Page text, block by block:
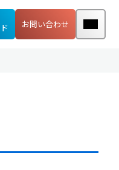
お問い合わせ